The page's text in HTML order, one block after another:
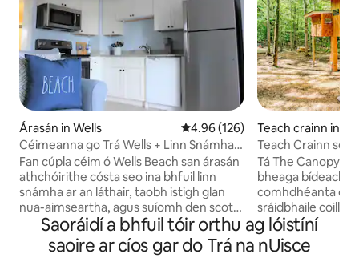
Árasán in Wells Meánrátáil 4.96 as 5, 126
4.96 (126)
Céimeanna go Trá Wells + Linn Snámha |
Tearmann Cois Cósta
Fan cúpla céim ó Wells Beach san árasán
athchóirithe cósta seo ina bhfuil linn
snámha ar an láthair, taobh istigh glan
nua-aimseartha, agus suíomh den scoth
ar féidir siúl chuige ó Atlantic Avenue.
Siúil go dtí an ghaineamh i gceann cúpla
nóiméad, bain taitneamh as aer an aigéin
Teach crainn in
Teach Crainn
na bliana ina
príobháideach
Tá The Canopy
bheaga bídeacha
comhdhéanta de
sráidbhaile
bhfuil 3 theach
hobbit – a bhfuil a
dhuga
Saoráidí a bhfuil tóir orthu ag lóistíní
saoire ar cíos gar do Trá na nUisce